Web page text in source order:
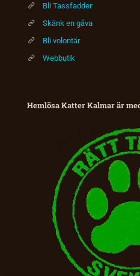
Bli Tassfadder
Skänk en gåva
Bli volontär
Webbutik
Hemlösa Katter Kalmar är